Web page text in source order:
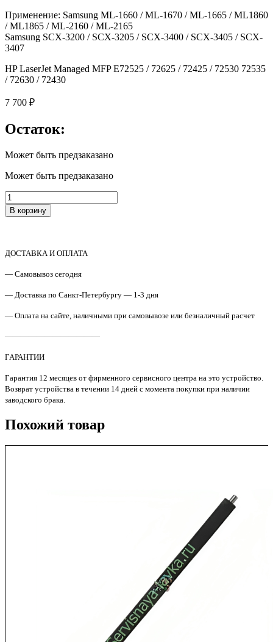
Применение: Samsung ML-1660 / ML-1670 / ML-1665 / ML1860
/ ML1865 / ML-2160 / ML-2165
Samsung SCX-3200 / SCX-3205 / SCX-3400 / SCX-3405 / SCX-
3407
HP LaserJet Managed MFP E72525 / 72625 / 72425 / 72530 72535
/ 72630 / 72430
7 700 ₽
Остаток:
Может быть предзаказано
Может быть предзаказано
Количество
товара
JC82-
Z9M08A
переноса
сборе
K4300
K4350
HP
MFP
E72525
Original
В корзину
ДОСТАВКА И ОПЛАТА
— Самовывоз сегодня
— Доставка по Санкт-Петербургу — 1-3 дня
— Оплата на сайте, наличными при самовывозе или безналичный расчет
————————————
ГАРАНТИИ
Гарантия 12 месяцев от фирменного сервисного центра на это устройство.
Возврат устройства в течении 14 дней с момента покупки при наличии
заводского брака.
Похожий товар